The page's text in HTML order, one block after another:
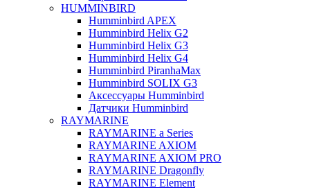
HUMMINBIRD
Humminbird APEX
Humminbird Helix G2
Humminbird Helix G3
Humminbird Helix G4
Humminbird PiranhaMax
Humminbird SOLIX G3
Аксессуары Humminbird
Датчики Humminbird
RAYMARINE
RAYMARINE a Series
RAYMARINE AXIOM
RAYMARINE AXIOM PRO
RAYMARINE Dragonfly
RAYMARINE Element